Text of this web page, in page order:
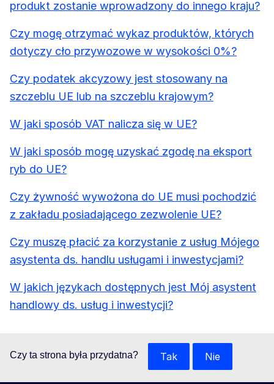
produkt zostanie wprowadzony do innego kraju?
Czy mogę otrzymać wykaz produktów, których
dotyczy cło przywozowe w wysokości 0%?
Czy podatek akcyzowy jest stosowany na
szczeblu UE lub na szczeblu krajowym?
W jaki sposób VAT nalicza się w UE?
W jaki sposób mogę uzyskać zgodę na eksport
ryb do UE?
Czy żywność wywożona do UE musi pochodzić
z zakładu posiadającego zezwolenie UE?
Czy muszę płacić za korzystanie z usług Mójego
asystenta ds. handlu usługami i inwestycjami?
W jakich językach dostępnych jest Mój asystent
handlowy ds. usług i inwestycji?
Czy ta strona była przydatna? Tak Nie